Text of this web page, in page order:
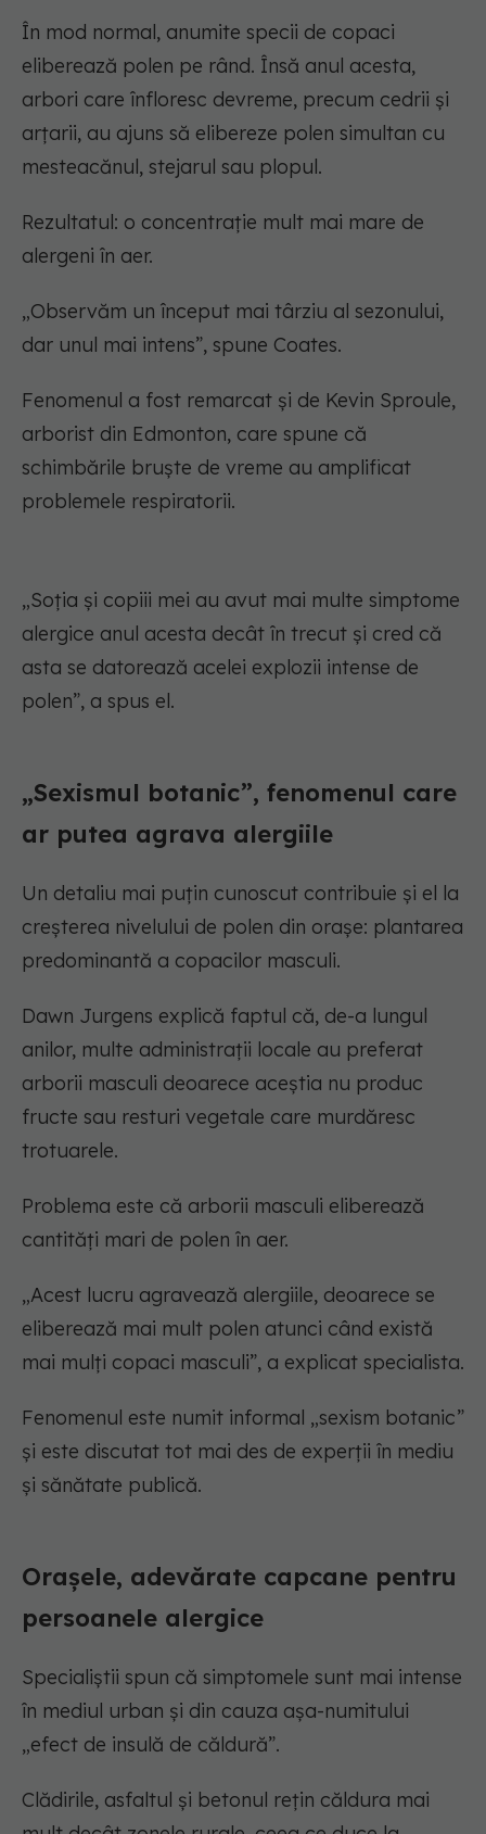
În mod normal, anumite specii de copaci
eliberează polen pe rând. Însă anul acesta,
arbori care înfloresc devreme, precum cedrii și
arțarii, au ajuns să elibereze polen simultan cu
mesteacănul, stejarul sau plopul.
Rezultatul: o concentrație mult mai mare de
alergeni în aer.
„Observăm un început mai târziu al sezonului,
dar unul mai intens”, spune Coates.
Fenomenul a fost remarcat și de Kevin Sproule,
arborist din Edmonton, care spune că
schimbările bruște de vreme au amplificat
problemele respiratorii.
„Soția și copiii mei au avut mai multe simptome
alergice anul acesta decât în trecut și cred că
asta se datorează acelei explozii intense de
polen”, a spus el.
„Sexismul botanic”, fenomenul care
ar putea agrava alergiile
Un detaliu mai puțin cunoscut contribuie și el la
creșterea nivelului de polen din orașe: plantarea
predominantă a copacilor masculi.
Dawn Jurgens explică faptul că, de-a lungul
anilor, multe administrații locale au preferat
arborii masculi deoarece aceștia nu produc
fructe sau resturi vegetale care murdăresc
trotuarele.
Problema este că arborii masculi eliberează
cantități mari de polen în aer.
„Acest lucru agravează alergiile, deoarece se
eliberează mai mult polen atunci când există
mai mulți copaci masculi”, a explicat specialista.
Fenomenul este numit informal „sexism botanic”
și este discutat tot mai des de experții în mediu
și sănătate publică.
Orașele, adevărate capcane pentru
persoanele alergice
Specialiștii spun că simptomele sunt mai intense
în mediul urban și din cauza așa-numitului
„efect de insulă de căldură”.
Clădirile, asfaltul și betonul rețin căldura mai